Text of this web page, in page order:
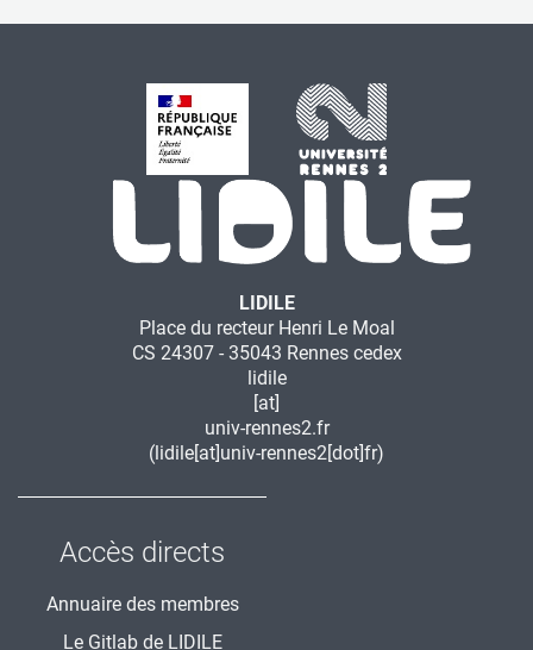
LIDILE
Place du recteur Henri Le Moal
CS 24307 - 35043 Rennes cedex
lidile
[at]
univ-rennes2.fr
(lidile[at]univ-rennes2[dot]fr)
Accès directs
Annuaire des membres
Le Gitlab de LIDILE